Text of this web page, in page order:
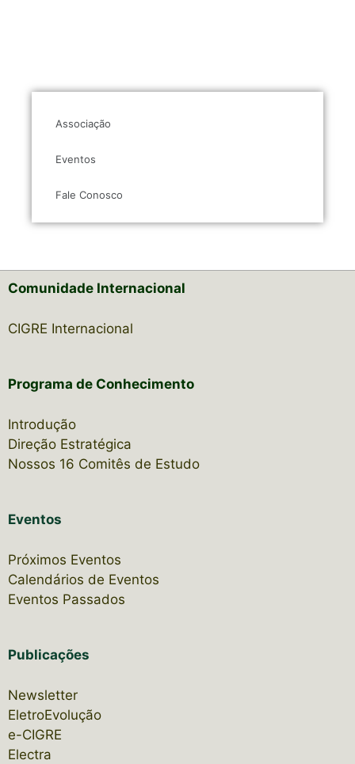
Associação
Eventos
Fale Conosco
Comunidade Internacional
CIGRE Internacional
Programa de Conhecimento
Introdução
Direção Estratégica
Nossos 16 Comitês de Estudo
Eventos
Próximos Eventos
Calendários de Eventos
Eventos Passados
Publicações
Newsletter
EletroEvolução
e-CIGRE
Electra